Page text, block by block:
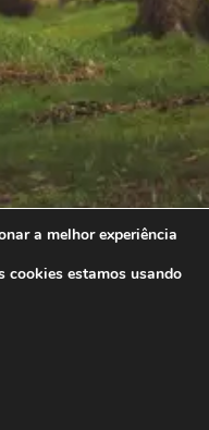
a melhor experiência
cookies estamos usando